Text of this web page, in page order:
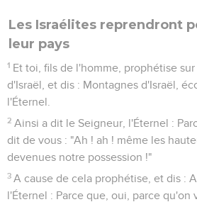
Les Israélites reprendront
leur pays
1 Et toi, fils de l'homme, prophétise
d'Israël, et dis : Montagnes d'Israël,
l'Éternel.
2 Ainsi a dit le Seigneur, l'Éternel :
dit de vous : "Ah ! ah ! même les
devenues notre possession !"
3 A cause de cela prophétise, et dis :
l'Éternel : Parce que, oui, parce qu'on